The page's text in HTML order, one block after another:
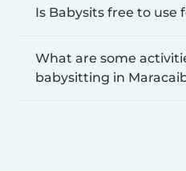
Is Babysits free to use
What are some
babysitting in